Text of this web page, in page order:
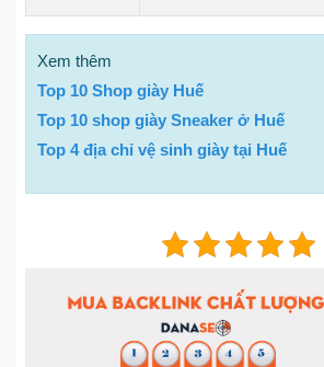
Xem thêm
Top 10 Shop giày Huế
Top 10 shop giày Sneaker ở Huế
Top 4 địa chỉ vệ sinh giày tại Huế